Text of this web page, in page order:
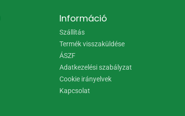
Információ
Szállítás
Termék visszaküldése
ÁSZF
Adatkezelési szabályzat
Cookie irányelvek
Kapcsolat